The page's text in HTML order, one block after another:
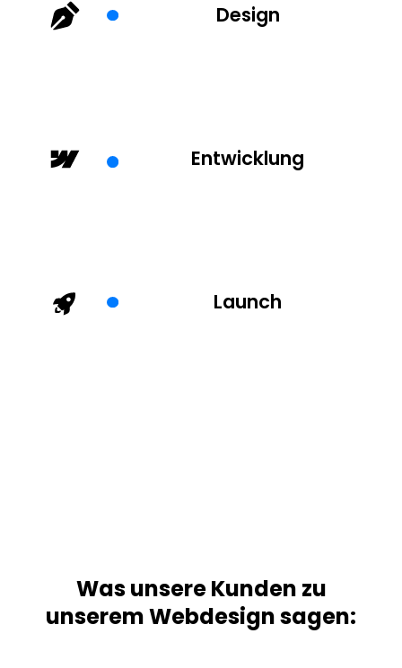
Design
Entwicklung
Launch
Was unsere Kunden zu
unserem Webdesign sagen: